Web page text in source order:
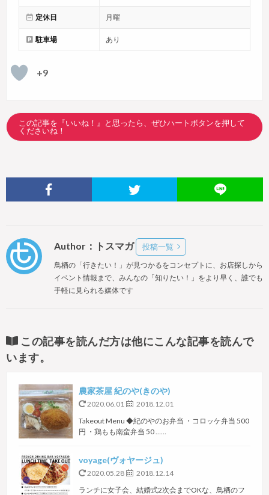
定休日 月曜
駐車場 あり
+9
この記事を『いいね！』と思ったら、ぜひハートボタンを押して
くださいね！
Author：トスマガ 投稿一覧
鳥栖の「行きたい！」が見つかるをコンセプトに、お店探しから
イベント情報まで、みんなの「知りたい！」をより早く、誰でも
手軽に見られる媒体です
この記事を読んだ方は他にこんな記事を読んで
います。
農家茶屋 紀のや(きのや)
2020.06.01
2018.12.01
Takeout Menu ◆紀のやのお弁当 ・コロッケ弁当 500
円 ・鶏もも南蛮弁当 50 ……
voyage(ヴォヤージュ)
2020.05.28
2018.12.14
ランチに女子会、結婚式2次会までOKな、鳥栖のフ